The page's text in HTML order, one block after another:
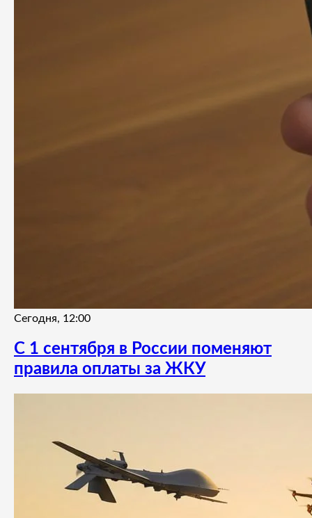
Сегодня, 12:00
С 1 сентября в России поменяют
правила оплаты за ЖКУ